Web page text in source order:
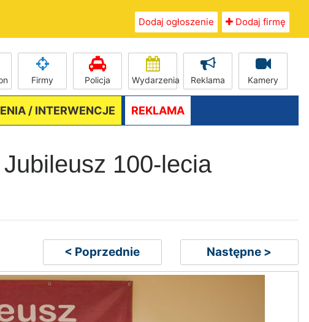
Dodaj ogłoszenie Dodaj firmę
Firmy Policja Wydarzenia Reklama Kamery
/ INTERWENCJE REKLAMA
100-lecia
< Poprzednie Następne >